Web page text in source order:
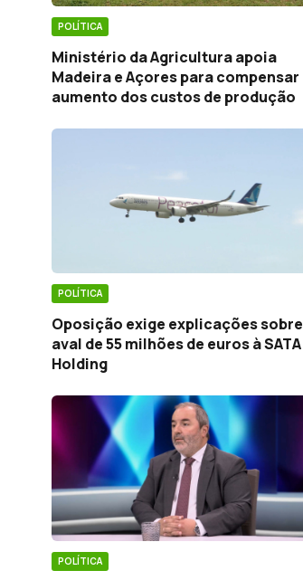
POLÍTICA
Ministério da Agricultura apoia
Madeira e Açores para compensar
aumento dos custos de produção
POLÍTICA
Oposição exige explicações sobre
aval de 55 milhões de euros à SATA
Holding
POLÍTICA